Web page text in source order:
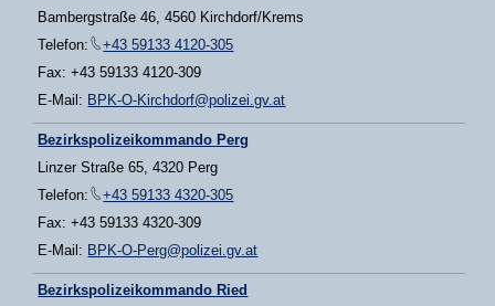
Bambergstraße 46, 4560 Kirchdorf/Krems
Telefon:
+43 59133 4120-305
Fax: +43 59133 4120-309
E-Mail: BPK-O-Kirchdorf@polizei.gv.at
Bezirkspolizeikommando Perg
Linzer Straße 65, 4320 Perg
Telefon:
+43 59133 4320-305
Fax: +43 59133 4320-309
E-Mail: BPK-O-Perg@polizei.gv.at
Bezirkspolizeikommando Ried